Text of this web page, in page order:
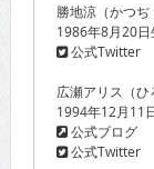
勝地涼（かつぢ
1986年8月20
公式Twitter
広瀬アリス（ひ
1994年12月11
公式ブログ
公式Twitter